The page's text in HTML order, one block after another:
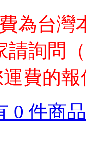
為台灣
請詢問
費的報
0 件商